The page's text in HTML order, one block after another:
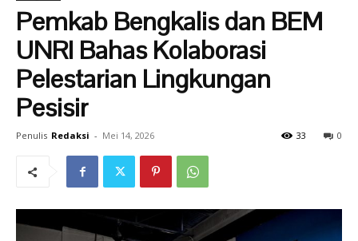
Pemkab Bengkalis dan BEM
UNRI Bahas Kolaborasi
Pelestarian Lingkungan
Pesisir
Penulis Redaksi - Mei 14, 2026 0
33